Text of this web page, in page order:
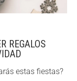
REGALOS
estas fiestas?